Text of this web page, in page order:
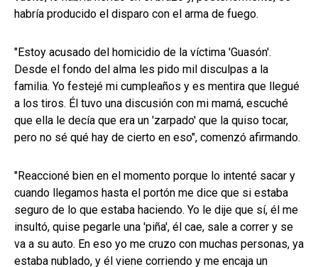
habría producido el disparo con el arma de fuego.
"Estoy acusado del homicidio de la víctima 'Guasón'.
Desde el fondo del alma les pido mil disculpas a la
familia. Yo festejé mi cumpleaños y es mentira que llegué
a los tiros. Él tuvo una discusión con mi mamá, escuché
que ella le decía que era un 'zarpado' que la quiso tocar,
pero no sé qué hay de cierto en eso", comenzó afirmando.
"Reaccioné bien en el momento porque lo intenté sacar y
cuando llegamos hasta el portón me dice que si estaba
seguro de lo que estaba haciendo. Yo le dije que sí, él me
insultó, quise pegarle una 'piña', él cae, sale a correr y se
va a su auto. En eso yo me cruzo con muchas personas, ya
estaba nublado, y él viene corriendo y me encaja un